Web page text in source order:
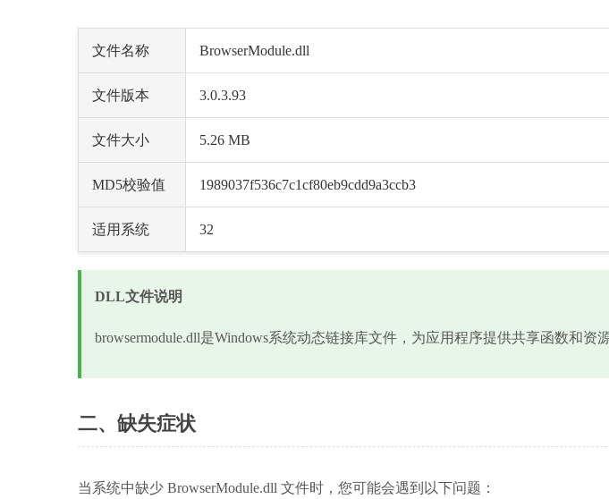
文件名称 BrowserModule.dll
文件版本 3.0.3.93
文件大小 5.26 MB
MD5校验值 1989037f536c7c1cf80eb9cdd9a3ccb3
适用系统 32
DLL文件说明
browsermodule.dll是Windows系统动态链接库文件，为应用程序提供共享函数和资源
二、缺失症状
当系统中缺少 BrowserModule.dll 文件时，您可能会遇到以下问题：